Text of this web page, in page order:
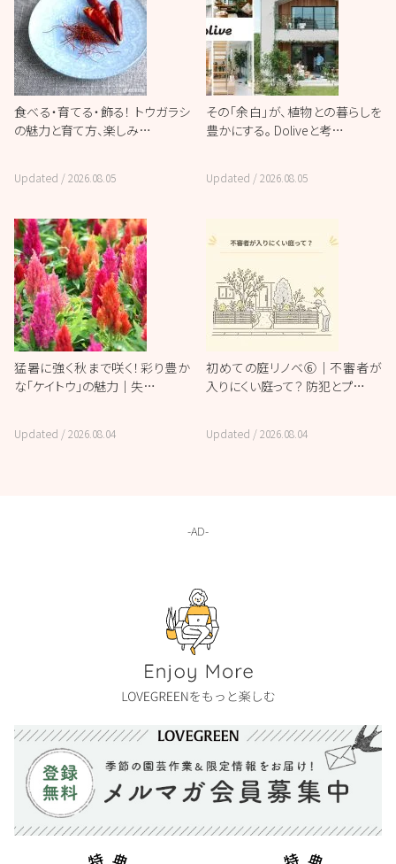
食べる・育てる・飾る！ トウガラシ
の魅力と育て方、楽しみ…
Updated /2026.08.05
その「余白」が、植物との暮らしを
豊かにする。 Doliveと考…
Updated /2026.08.05
猛暑に強く秋まで咲く！彩り豊か
な「ケイトウ」の魅力｜失…
Updated /2026.08.04
初めての庭リノベ⑥｜不審者が
入りにくい庭って？ 防犯とプ…
Updated /2026.08.04